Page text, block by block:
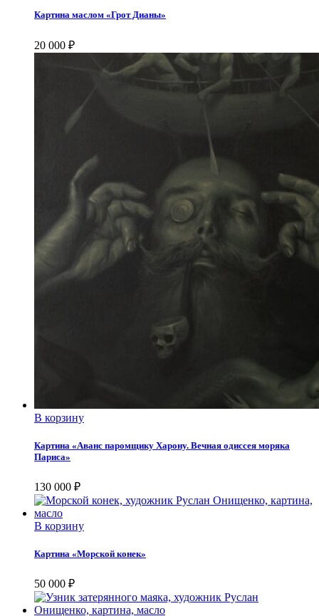
Картина маслом «Грот Дианы»
20 000 ₽
В корзину
Картина «Аванс паромщику Харону. Вечная одиссея моряка
Париса»
130 000 ₽
В корзину
Картина «Морской конек»
50 000 ₽